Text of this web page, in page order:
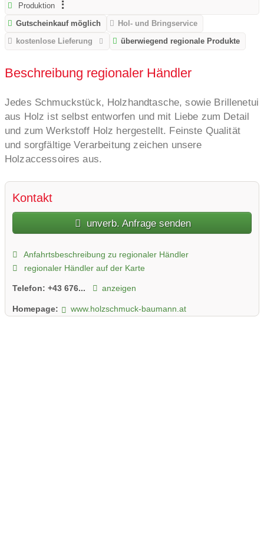
Produktion
Gutscheinkauf möglich
Hol- und Bringservice
kostenlose Lieferung
überwiegend regionale Produkte
Beschreibung regionaler Händler
Jedes Schmuckstück, Holzhandtasche, sowie Brillenetui
aus Holz ist selbst entworfen und mit Liebe zum Detail
und zum Werkstoff Holz hergestellt. Feinste Qualität
und sorgfältige Verarbeitung zeichen unsere
Holzaccessoires aus.
Kontakt
unverb. Anfrage senden
Anfahrtsbeschreibung zu regionaler Händler
regionaler Händler auf der Karte
Telefon: +43 676... anzeigen
Homepage: www.holzschmuck-baumann.at